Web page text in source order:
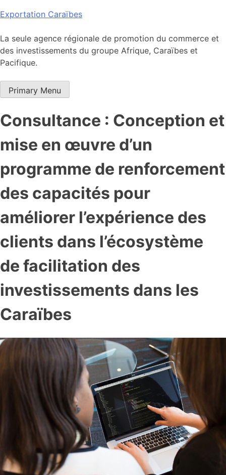
Skip
content
Exportation Caraïbes
La seule agence régionale de promotion du commerce et
des investissements du groupe Afrique, Caraïbes et
Pacifique.
Primary Menu
Consultance : Conception et
mise en œuvre d’un
programme de renforcement
des capacités pour
améliorer l’expérience des
clients dans l’écosystème
de facilitation des
investissements dans les
Caraïbes